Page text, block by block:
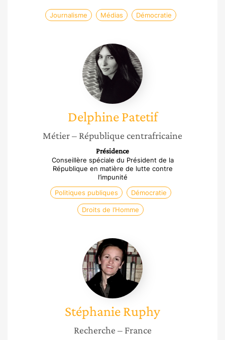
Journalisme Médias Démocratie
Delphine
Patetif
Delphine Patetif
Métier– République centrafricaine
Présidence
Conseillère spéciale du Président de la
République en matière de lutte contre
l’impunité
Politiques publiques
Démocratie
Droits de l’Homme
Stéphanie
Ruphy
StéphanieRuphy
Recherche – France